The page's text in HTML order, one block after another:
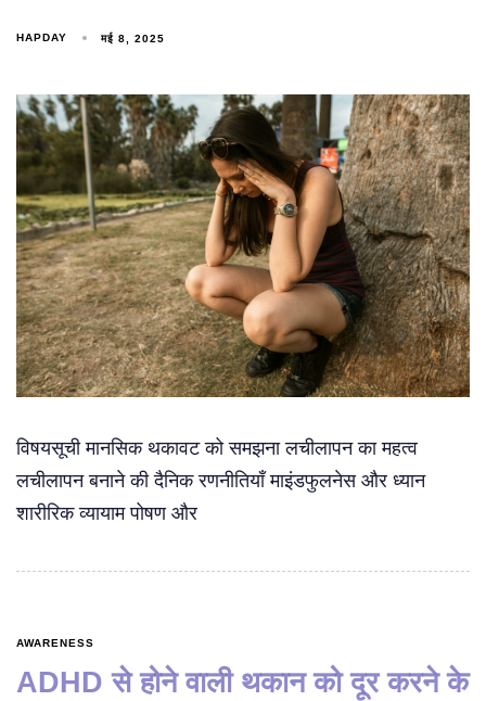
HAPDAY मई 8, 2025
विषयसूची मानसिक थकावट को समझना लचीलापन का महत्व
लचीलापन बनाने की दैनिक रणनीतियाँ माइंडफुलनेस और ध्यान
शारीरिक व्यायाम पोषण और
AWARENESS
ADHD से होने वाली थकान को दूर करने के